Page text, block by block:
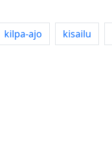
kilpa-ajo kisailu